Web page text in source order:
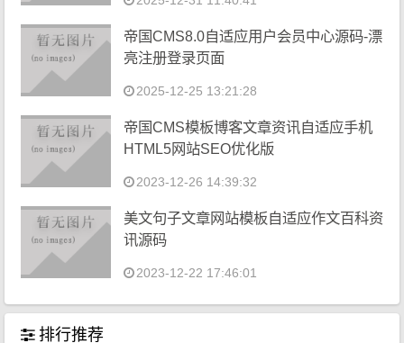
帝国CMS8.0自适应用户会员中心源码-漂
亮注册登录页面
2025-12-25 13:21:28
帝国CMS模板博客文章资讯自适应手机
HTML5网站SEO优化版
2023-12-26 14:39:32
美文句子文章网站模板自适应作文百科资
讯源码
2023-12-22 17:46:01
排行推荐